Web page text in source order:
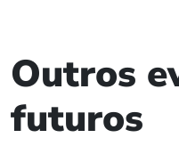
Outros
futuros